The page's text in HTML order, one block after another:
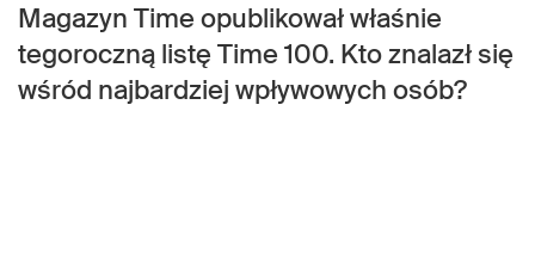
Magazyn Time opublikował właśnie
tegoroczną listę Time 100. Kto znalazł się
wśród najbardziej wpływowych osób?